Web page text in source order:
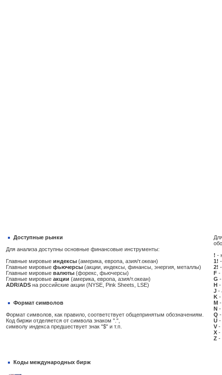
Доступные рынки
Для анализа доступны основные финансовые инструменты:
Главные мировые индексы (америка, европа, азия/т.океан)
Главные мировые фьючерсы (акции, индексы, финансы, энергия, металлы)
Главные мировые валюты (форекс, фьючерсы)
Главные мировые акции (америка, европа, азия/т.океан)
ADR/ADS на российские акции (NYSE, Pink Sheets, LSE)
Формат символов
Формат символов, как правило, соответствует общепринятым обозначениям.
Код биржи отделяется от символа знаком ".",
символу индекса предшествует знак "$" и т.п.
! -
1!
2!
F -
G
H -
J -
K -
M
N -
Q -
U -
V -
X -
Z -
Коды международных бирж